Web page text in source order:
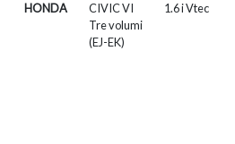
HONDA
CIVIC VI
Tre volumi
(EJ-EK)
1.6 i Vtec